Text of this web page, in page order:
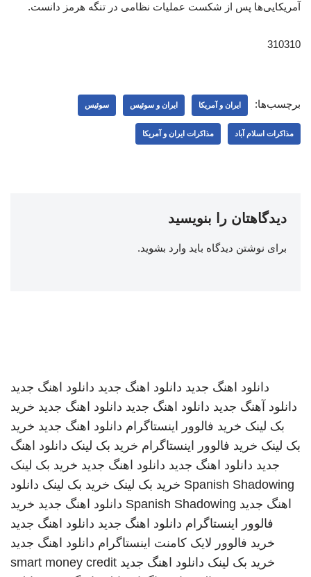
آمریکایی‌ها پس از شکست عملیات نظامی در تنگه هرمز دانست.
310310
برچسب‌ها: ایران و آمریکا ایران و سوئیس سوئیس
مذاکرات اسلام آباد مذاکرات ایران و آمریکا
دیدگاهتان را بنویسید
برای نوشتن دیدگاه باید وارد بشوید.
دانلود اهنگ جدید دانلود اهنگ جدید دانلود اهنگ جدید
دانلود آهنگ جدید دانلود اهنگ جدید دانلود اهنگ جدید خرید
بک لینک خرید فالوور اینستاگرام دانلود اهنگ جدید خرید
بک لینک خرید فالوور اینستاگرام خرید بک لینک دانلود اهنگ
جدید دانلود اهنگ جدید دانلود اهنگ جدید خرید بک لینک
Spanish Shadowing خرید بک لینک خرید بک لینک دانلود
اهنگ جدید Spanish Shadowing دانلود اهنگ جدید خرید
فالوور اینستاگرام دانلود اهنگ جدید دانلود اهنگ جدید
خرید فالوور لایک کامنت اینستاگرام دانلود اهنگ جدید
خرید بک لینک دانلود اهنگ جدید smart money credit